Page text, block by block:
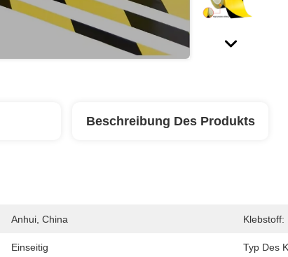
Beschreibung Des Produkts
Anhui, China Klebstoff:
Einseitig Typ Des